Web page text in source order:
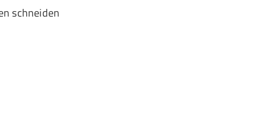
schneiden